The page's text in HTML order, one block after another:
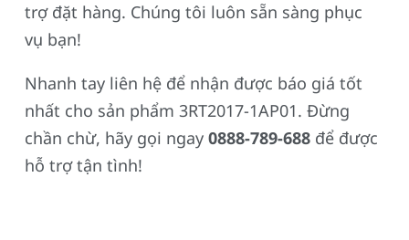
trợ đặt hàng. Chúng tôi luôn sẵn sàng phục
vụ bạn!
Nhanh tay liên hệ để nhận được báo giá tốt
nhất cho sản phẩm 3RT2017-1AP01. Đừng
chần chừ, hãy gọi ngay 0888-789-688 để được
hỗ trợ tận tình!